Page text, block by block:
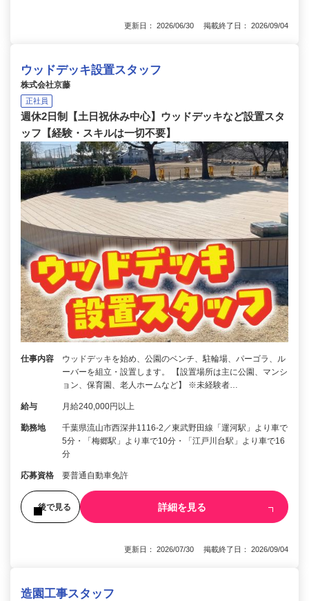
更新日： 2026/06/30 掲載終了日： 2026/09/04
ウッドデッキ設置スタッフ
株式会社京藤
正社員
週休2日制【土日祝休み中心】ウッドデッキなど設置スタ
ッフ【経験・スキルは一切不要】
仕事内容
ウッドデッキを始め、公園のベンチ、駐輪場、パーゴラ、ル
ーバーを組立・設置します。 【設置場所は主に公園、マンシ
ョン、保育園、老人ホームなど】 ※未経験者…
給与 月給240,000円以上
勤務地
千葉県流山市西深井1116-2／東武野田線「運河駅」より車で
5分・「梅郷駅」より車で10分・「江戸川台駅」より車で16
分
応募資格 要普通自動車免許
後で見る 詳細を見る
更新日： 2026/07/30 掲載終了日： 2026/09/04
造園工事スタッフ